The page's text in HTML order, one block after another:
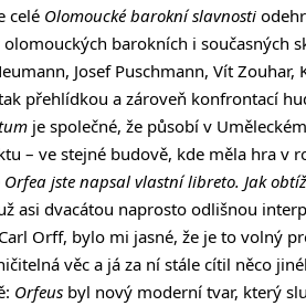
celé Olomoucké barokní slavnosti
barokních i současných
Josef Puschmann, Vít
přehlídkou a zároveň konfrontací
je společné, že působí v
– ve stejné budově, kde měla hra v
jste napsal vlastní libreto. Jak
asi dvacátou naprosto odlišnou
Orff, bylo mi jasné, že je to volný
věc a já za ní stále cítil něco
Orfeus byl nový moderní tvar, který